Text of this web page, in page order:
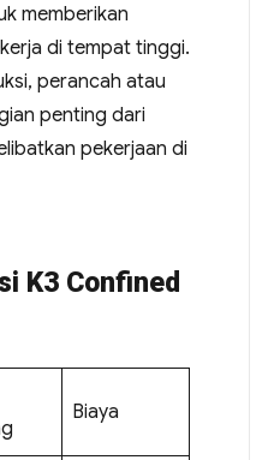
memberikan
di tempat tinggi.
perancah atau
penting dari
pekerjaan di
K3 Confined
Biaya